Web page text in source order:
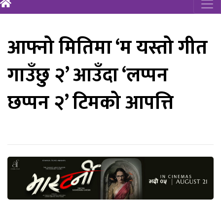
आफ्नो मितिमा ‘म यस्तो गीत
गाउँछु २’ आउँदा ‘लप्पन
छप्पन २’ टिमको आपत्ति